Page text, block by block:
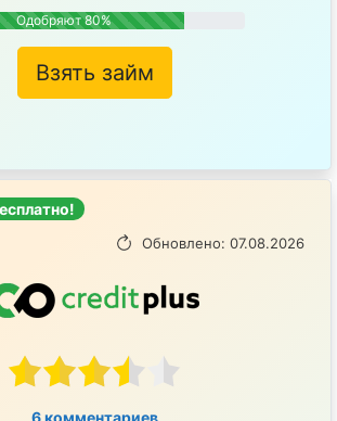
Одобряют 80%
Взять займ
Обновлено: 07.08.2026